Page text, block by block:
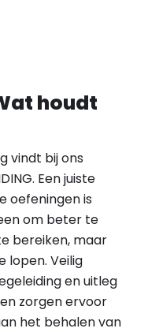
houdt
vindt bij ons
Een juiste
oefeningen is
om beter te
bereiken, maar
lopen. Veilig
en uitleg
zorgen ervoor
het behalen van